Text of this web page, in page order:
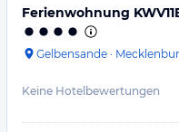
Ferienwohnung
Gelbensande ·
Keine Hotelbewertungen